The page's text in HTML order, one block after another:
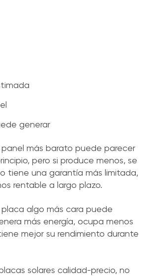
generar
panel más barato puede parecer
pero si produce menos, se
tiene una garantía más limitada,
rentable a largo plazo.
placa algo más cara puede
más energía, ocupa menos
mejor su rendimiento durante
solares calidad-precio, no